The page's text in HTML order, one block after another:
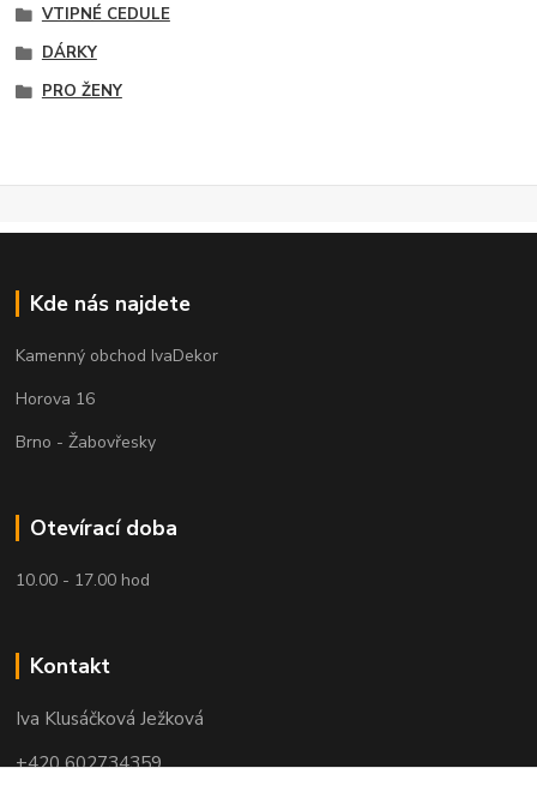
VTIPNÉ CEDULE
DÁRKY
PRO ŽENY
Kde nás najdete
Kamenný obchod IvaDekor
Horova 16
Brno - Žabovřesky
Otevírací doba
10.00 - 17.00 hod
Kontakt
Iva Klusáčková Ježková
+420 602734359